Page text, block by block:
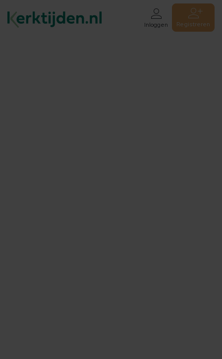
Inloggen Registreren